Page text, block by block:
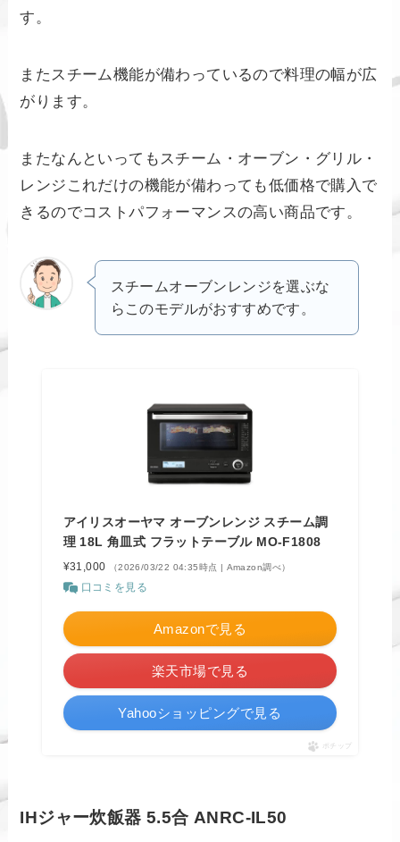
す。
またスチーム機能が備わっているので料理の幅が広
がります。
またなんといってもスチーム・オーブン・グリル・
レンジこれだけの機能が備わっても低価格で購入で
きるのでコストパフォーマンスの高い商品です。
スチームオーブンレンジを選ぶな
らこのモデルがおすすめです。
アイリスオーヤマ オーブンレンジ スチーム調
理 18L 角皿式 フラットテーブル MO-F1808
¥31,000 （2026/03/22 04:35時点 | Amazon調べ）
口コミを見る
Amazonで見る
楽天市場で見る
Yahooショッピングで見る
ポチップ
IHジャー炊飯器 5.5合 ANRC-IL50